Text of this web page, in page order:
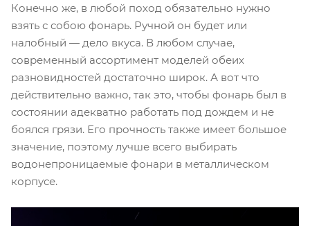
Конечно же, в любой поход обязательно нужно
взять с собою фонарь. Ручной он будет или
налобный — дело вкуса. В любом случае,
современный ассортимент моделей обеих
разновидностей достаточно широк. А вот что
действительно важно, так это, чтобы фонарь был в
состоянии адекватно работать под дождем и не
боялся грязи. Его прочность также имеет большое
значение, поэтому лучше всего выбирать
водонепроницаемые фонари в металлическом
корпусе.